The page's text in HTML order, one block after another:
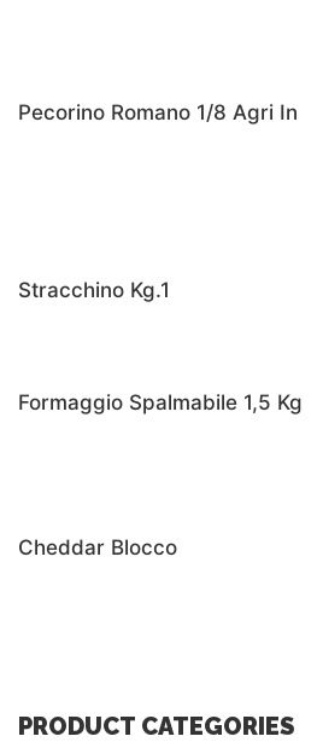
Pecorino Romano 1/8 Agri In
Stracchino Kg.1
Formaggio Spalmabile 1,5 Kg
Cheddar Blocco
PRODUCT CATEGORIES